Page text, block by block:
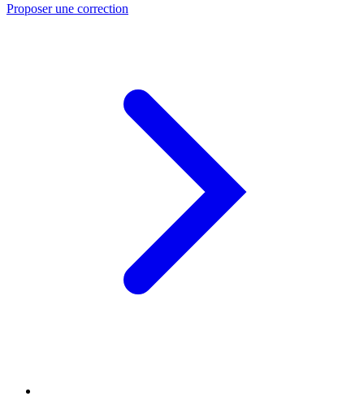
Proposer une correction